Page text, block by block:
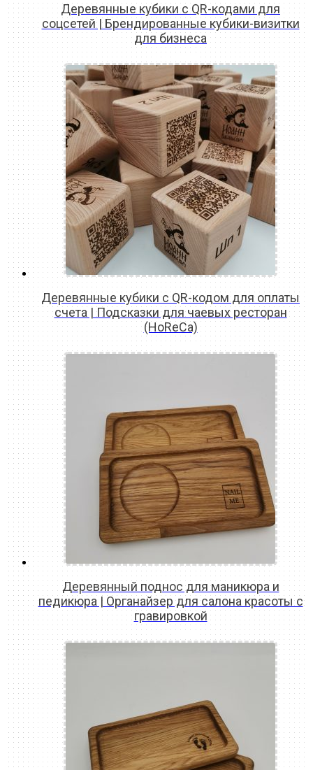
Деревянные кубики с QR-кодами для
соцсетей | Брендированные кубики-визитки
для бизнеса
READ MORE
Деревянные кубики с QR-кодом для оплаты
счета | Подсказки для чаевых ресторан
(HoReCa)
READ MORE
Деревянный поднос для маникюра и
педикюра | Органайзер для салона красоты с
гравировкой
READ MORE